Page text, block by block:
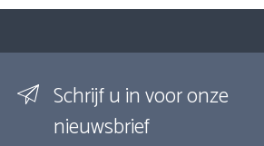
Schrijf u in voor onze
nieuwsbrief